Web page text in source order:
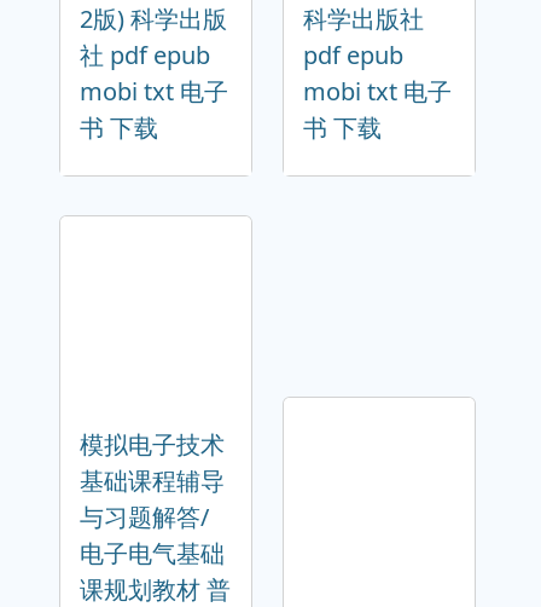
2版) 科学出版
社 pdf epub
mobi txt 电子
书 下载
科学出版社
pdf epub
mobi txt 电子
书 下载
模拟电子技术
基础课程辅导
与习题解答/
电子电气基础
课规划教材 普